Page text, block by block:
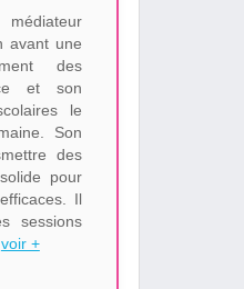
avant une
des
et son
le
Son
des
pour
Il
sessions
voir +